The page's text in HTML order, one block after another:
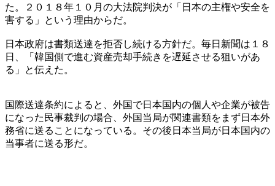
た。２０１８年１０月の大法院判決が「日本の主権や安全を
害する」という理由からだ。
日本政府は書類送達を拒否し続ける方針だ。毎日新聞は１８
日、「韓国側で進む資産売却手続きを遅延させる狙いがあ
る」と伝えた。
国際送達条約によると、外国で日本国内の個人や企業が被告
になった民事裁判の場合、外国当局が関連書類をまず日本外
務省に送ることになっている。その後日本当局が日本国内の
当事者に送る形だ。